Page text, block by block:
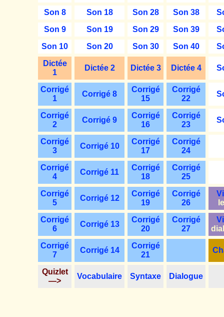
Son 8
Son 18 Son 28 Son 38
Son 9
Son 19 Son 29 Son 39
Son 10
Son 20 Son 30 Son 40
Dictée
1
Dictée 2 Dictée 3 Dictée 4
Corrigé
1
Corrigé 8
Corrigé
15
Corrigé
22
Corrigé
2
Corrigé 9
Corrigé
16
Corrigé
23
Corrigé
3
Corrigé 10
Corrigé
17
Corrigé
24
Corrigé
4
Corrigé 11
Corrigé
18
Corrigé
25
Corrigé
5
Corrigé 12
Corrigé
19
Corrigé
26
Corrigé
6
Corrigé 13
Corrigé
20
Corrigé
27
Corrigé
7
Corrigé 14
Corrigé
21
Quizlet
—>
Vocabulaire Syntaxe Dialogue